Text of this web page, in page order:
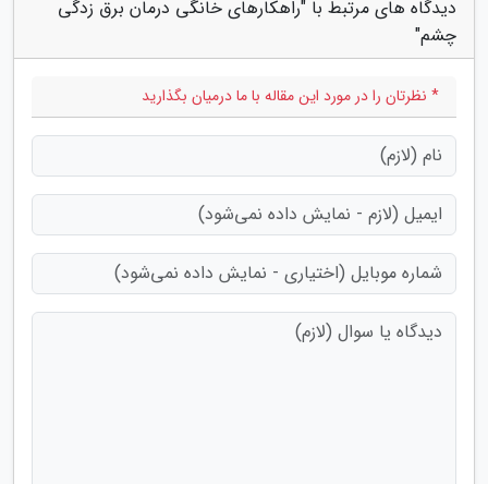
دیدگاه های مرتبط با "راهکارهای خانگی درمان برق زدگی
چشم"
* نظرتان را در مورد این مقاله با ما درمیان بگذارید